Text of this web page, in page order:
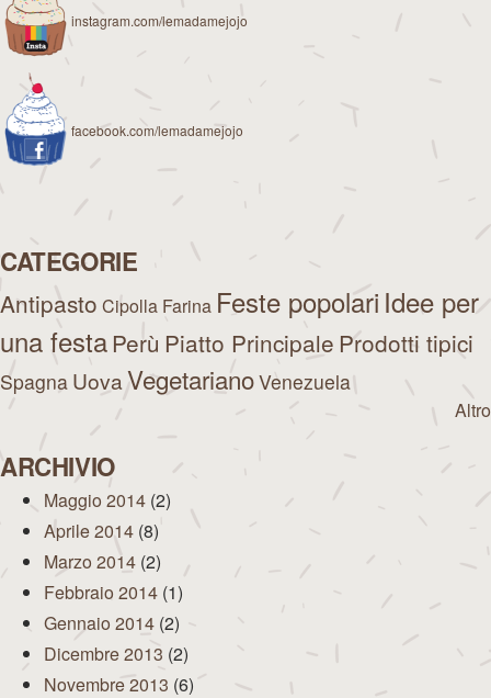
instagram.com/lemadamejojo
facebook.com/lemadamejojo
CATEGORIE
Antipasto Cipolla Farina Feste popolari Idee per
una festa Perù Piatto Principale Prodotti tipici
Spagna UovaVegetarianoVenezuela
Altro
ARCHIVIO
Maggio 2014 (2)
Aprile 2014 (8)
Marzo 2014 (2)
Febbraio 2014 (1)
Gennaio 2014 (2)
Dicembre 2013 (2)
Novembre 2013 (6)